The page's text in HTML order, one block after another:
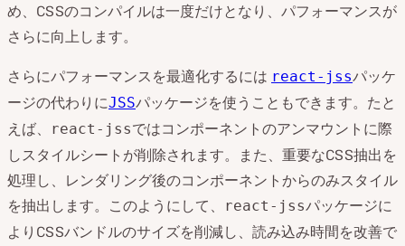
め、CSSのコンパイルは一度だけとなり、パフォーマンスが
さらに向上します。
さらにパフォーマンスを最適化するには react-jssパッケ
ージの代わりにJSSパッケージを使うこともできます。たと
えば、
react-jssではコンポーネントのアンマウントに際
しスタイルシートが削除されます。また、重要なCSS抽出を
処理し、レンダリング後のコンポーネントからのみスタイル
を抽出します。このようにして、
react-jssパッケージに
よりCSSバンドルのサイズを削減し、読み込み時間を改善で